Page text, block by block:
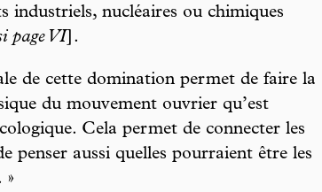
industriels, nucléaires ou chimiques
page VI ].
de cette domination permet de faire la
du mouvement ouvrier qu’est
Cela permet de connecter les
penser aussi quelles pourraient être les
»